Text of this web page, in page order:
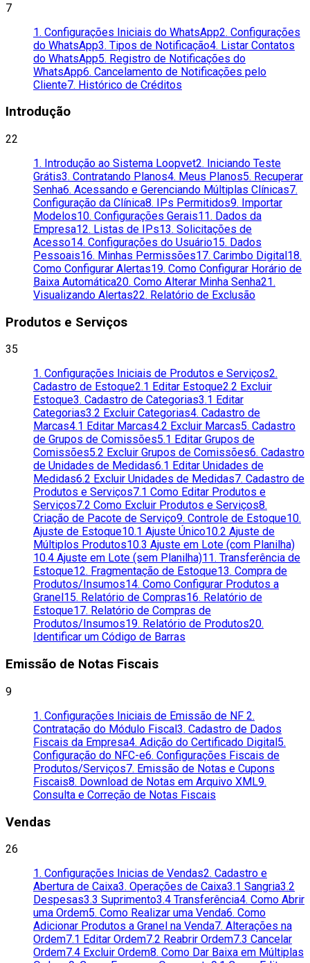
7
1. Configurações Iniciais do WhatsApp2. Configurações
do WhatsApp3. Tipos de Notificação4. Listar Contatos
do WhatsApp5. Registro de Notificações do
WhatsApp6. Cancelamento de Notificações pelo
Cliente7. Histórico de Créditos
Introdução
22
1. Introdução ao Sistema Loopvet2. Iniciando Teste
Grátis3. Contratando Planos4. Meus Planos5. Recuperar
Senha6. Acessando e Gerenciando Múltiplas Clínicas7.
Configuração da Clínica8. IPs Permitidos9. Importar
Modelos10. Configurações Gerais11. Dados da
Empresa12. Listas de IPs13. Solicitações de
Acesso14. Configurações do Usuário15. Dados
Pessoais16. Minhas Permissões17. Carimbo Digital18.
Como Configurar Alertas19. Como Configurar Horário de
Baixa Automática20. Como Alterar Minha Senha21.
Visualizando Alertas22. Relatório de Exclusão
Produtos e Serviços
35
1. Configurações Iniciais de Produtos e Serviços2.
Cadastro de Estoque2.1 Editar Estoque2.2 Excluir
Estoque3. Cadastro de Categorias3.1 Editar
Categorias3.2 Excluir Categorias4. Cadastro de
Marcas4.1 Editar Marcas4.2 Excluir Marcas5. Cadastro
de Grupos de Comissões5.1 Editar Grupos de
Comissões5.2 Excluir Grupos de Comissões6. Cadastro
de Unidades de Medidas6.1 Editar Unidades de
Medidas6.2 Excluir Unidades de Medidas7. Cadastro de
Produtos e Serviços7.1 Como Editar Produtos e
Serviços7.2 Como Excluir Produtos e Serviços8.
Criação de Pacote de Serviço9. Controle de Estoque10.
Ajuste de Estoque10.1 Ajuste Único10.2 Ajuste de
Múltiplos Produtos10.3 Ajuste em Lote (com Planilha)
10.4 Ajuste em Lote (sem Planilha)11. Transferência de
Estoque12. Fragmentação de Estoque13. Compra de
Produtos/Insumos14. Como Configurar Produtos a
Granel 15. Relatório de Compras16. Relatório de
Estoque17. Relatório de Compras de
Produtos/Insumos19. Relatório de Produtos20.
Identificar um Código de Barras
Emissão de Notas Fiscais
9
1. Configurações Iniciais de Emissão de NF 2.
Contratação do Módulo Fiscal3. Cadastro de Dados
Fiscais da Empresa4. Adição do Certificado Digital5.
Configuração do NFC-e6. Configurações Fiscais de
Produtos/Serviços7. Emissão de Notas e Cupons
Fiscais8. Download de Notas em Arquivo XML9.
Consulta e Correção de Notas Fiscais
Vendas
26
1. Configurações Inicias de Vendas2. Cadastro e
Abertura de Caixa3. Operações de Caixa3.1 Sangria3.2
Despesas3.3 Suprimento3.4 Transferência4. Como Abrir
uma Ordem5. Como Realizar uma Venda6. Como
Adicionar Produtos a Granel na Venda7. Alterações na
Ordem7.1 Editar Ordem7.2 Reabrir Ordem7.3 Cancelar
Ordem7.4 Excluir Ordem8. Como Dar Baixa em Múltiplas